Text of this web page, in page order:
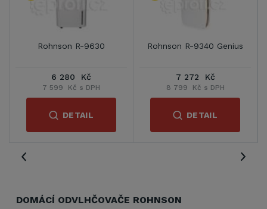
Rohnson R-9630
6 280 Kč
7 599 Kč s DPH
DETAIL
Rohnson R-9340 Genius
7 272 Kč
8 799 Kč s DPH
DETAIL
DOMÁCÍ ODVLHČOVAČE ROHNSON